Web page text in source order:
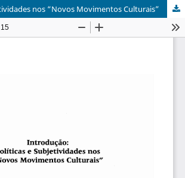
nos “Novos Movimentos Culturais”